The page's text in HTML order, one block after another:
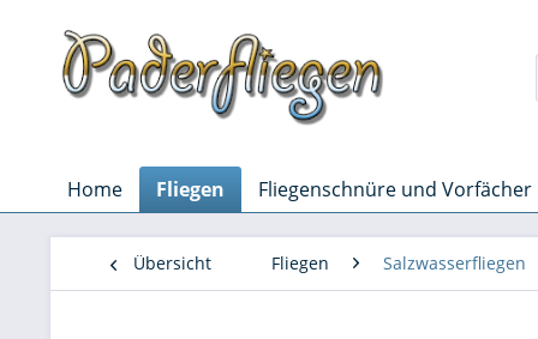
Home Fliegen Fliegenschnüre und Vorfächer
Übersicht Fliegen Salzwasserfliegen